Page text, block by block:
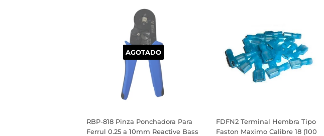
AGOTADO
RBP-818 Pinza Ponchadora Para
Ferrul 0.25 a 10mm Reactive Bass
FDFN2 Terminal Hembra Tipo
Faston Maximo Calibre 18 (100